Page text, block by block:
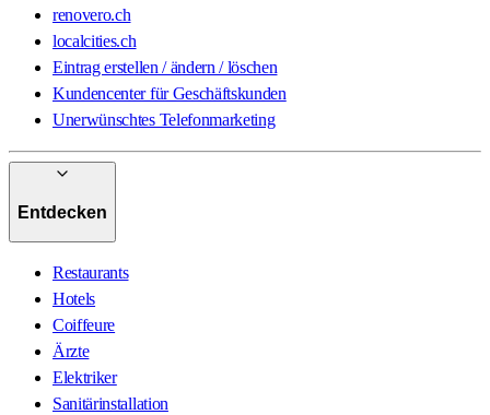
renovero.ch
localcities.ch
Eintrag erstellen / ändern / löschen
Kundencenter für Geschäftskunden
Unerwünschtes Telefonmarketing
Entdecken
Restaurants
Hotels
Coiffeure
Ärzte
Elektriker
Sanitärinstallation